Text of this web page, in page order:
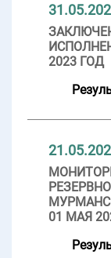
2023 ГОД
01 МАЯ